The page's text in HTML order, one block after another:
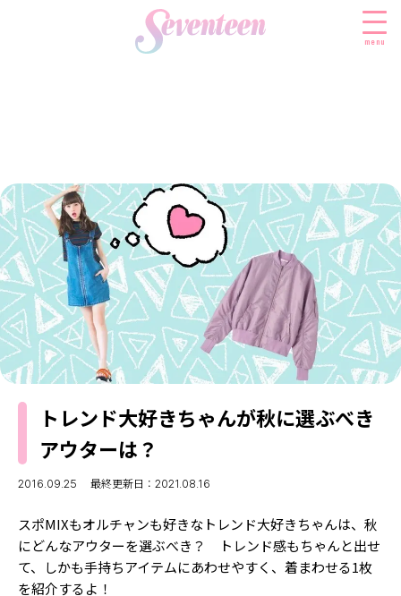
menu
FASHION
ファッションニュース
モデル私服
着回し
着痩せ
BEAUTY
ビューティニュース
トレンドメイク
ベストコスメ
ヘアアレンジ・ヘアケア
スキンケア
ボディケア
SCHOOL
スクールニュース
制服コーデ
学校ヘアメイク
勉強・受験・進路
ENTERTAINMENT
エンタメニュース
なにわ男子
K-POP
LIFESTYLE
ライフスタイルニュース
JKランキング・アワード
モデルの購入品
おでかけ
JK TREND
MODELS
MODEL'S BLOG
TikTok
Instagram
YouTube
トレンド大好きちゃんが秋に選ぶべき
アウターは？
2016.09.25 最終更新日：2021.08.16
スポMIXもオルチャンも好きなトレンド大好きちゃんは、秋
にどんなアウターを選ぶべき？ トレンド感もちゃんと出せ
て、しかも手持ちアイテムにあわせやすく、着まわせる1枚
を紹介するよ！